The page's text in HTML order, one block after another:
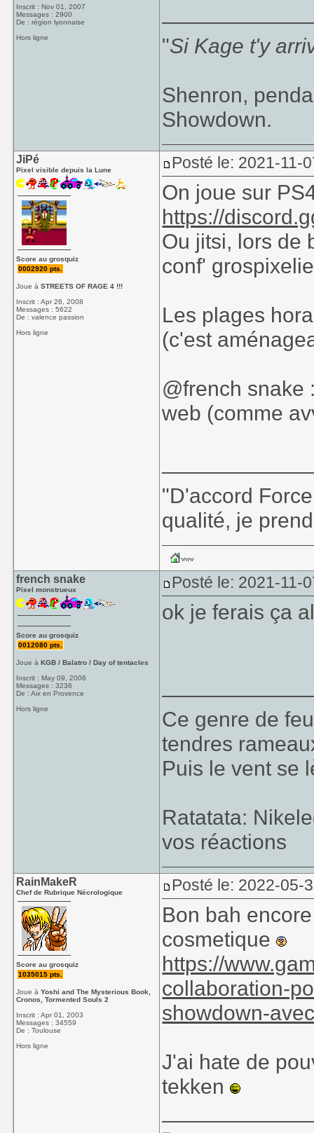
Inscrit : Nov 01, 2007
Messages : 2900
De : région lyonnaise
Hors ligne
"Si Kage t'y
Shenron,
Showdown.
JiPé
Pixel visible depuis la Lune
Score au grosquiz
0002920 pts.
Joue àSTREETS OF RAGE 4 !!!
Inscrit : Apr 26, 2008
Messages : 5622
De : valence passion
Hors ligne
Posté le: 2021-11-
On joue sur
https://
Ou jitsi, lors de
conf'
Les plages
(c'est
@french snake
web (comme
"D'accord
qualité, je
french snake
Pixel monstrueux
Score au grosquiz
0012080 pts.
Joue àKGB / Balatro / Day of tentacles
Inscrit : May 09, 2006
Messages : 3236
De : Aix en Provence
Hors ligne
Posté le: 2021-11-
ok je ferais ça
Ce genre de
tendres
Puis le vent se
Ratatata:
vos réactions
RainMakeR
Chef de Rubrique Nécrologique
Score au grosquiz
1035015 pts.
Joue àYoshi and The Mysterious Book,
Cronos, Tormented Souls 2
Inscrit : Apr 01, 2003
Messages : 34559
De : Toulouse
Hors ligne
Posté le: 2022-05-
Bon bah
cosmetique
https://
collaboration-
showdown-
J'ai hate de
tekken